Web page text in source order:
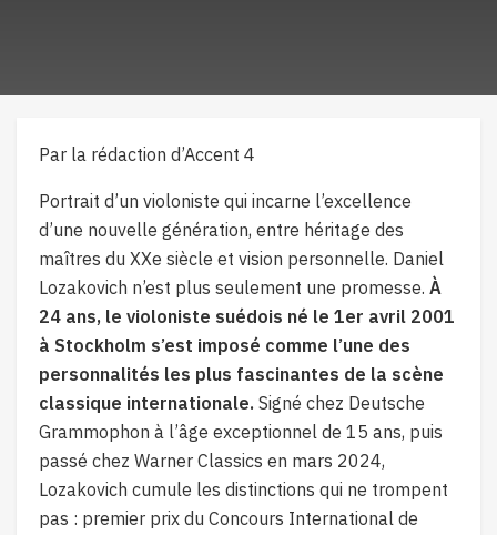
Par la rédaction d’Accent 4
Portrait d’un violoniste qui incarne l’excellence
d’une nouvelle génération, entre héritage des
maîtres du XXe siècle et vision personnelle. Daniel
Lozakovich n’est plus seulement une promesse. À
24 ans, le violoniste suédois né le 1er avril 2001
à Stockholm s’est imposé comme l’une des
personnalités les plus fascinantes de la scène
classique internationale. Signé chez Deutsche
Grammophon à l’âge exceptionnel de 15 ans, puis
passé chez Warner Classics en mars 2024,
Lozakovich cumule les distinctions qui ne trompent
pas : premier prix du Concours International de